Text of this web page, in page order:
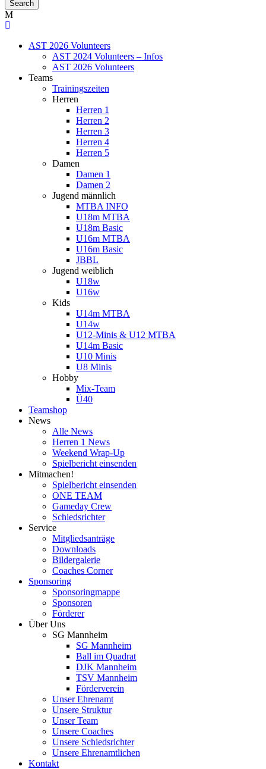
AST 2026 Volunteers
AST 2024 Volunteers – Infos
AST 2026 Volunteers
Teams
Trainingszeiten
Herren
Herren 1
Herren 2
Herren 3
Herren 4
Herren 5
Damen
Damen 1
Damen 2
Jugend männlich
MTBA INFO
U18m MTBA
U18m Basic
U16m MTBA
U16m Basic
JBBL
Jugend weiblich
U18w
U16w
Kids
U14m MTBA
U14w
U12-Minis & U12 MTBA
U14m Basic
U10 Minis
U8 Minis
Hobby
Mix-Team
Ü40
Teamshop
News
Alle News
Herren 1 News
Weekend Wrap-Up
Spielbericht einsenden
Mitmachen!
Spielbericht einsenden
ONE TEAM
Gameday Crew
Schiedsrichter
Service
Mitgliedsanträge
Downloads
Bildergalerie
Coaches Corner
Sponsoring
Sponsoringmappe
Sponsoren
Förderer
Über Uns
SG Mannheim
SG Mannheim
Ball im Quadrat
DJK Mannheim
TSV Mannheim
Förderverein
Unser Ehrenamt
Unsere Struktur
Unser Team
Unsere Coaches
Unsere Schiedsrichter
Unsere Ehrenamtlichen
Kontakt